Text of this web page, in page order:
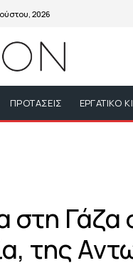
2026
ΠΡΟΤΑΣΕΙΣ ΕΡΓΑΤΙΚΟ
στη Γάζα
της